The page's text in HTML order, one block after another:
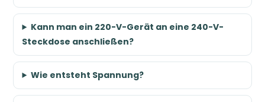
Kann man ein 220-V-Gerät an eine 240-V-
Steckdose anschließen?
Wie entsteht Spannung?